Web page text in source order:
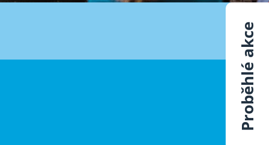
Proběhlé akce